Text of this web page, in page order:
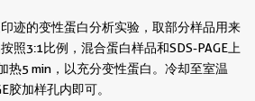
迹的变性蛋白分析实验，取部分样品用来
照3:1比例，混合蛋白样品和SDS-PAGE上
5 min，以充分变性蛋白。冷却至室温
胶加样孔内即可。